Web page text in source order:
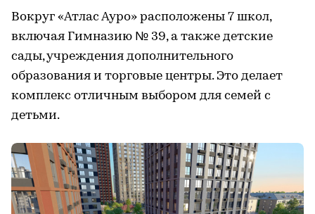
Вокруг «Атлас Ауро» расположены 7 школ,
включая Гимназию № 39, а также детские
сады, учреждения дополнительного
образования и торговые центры. Это делает
комплекс отличным выбором для семей с
детьми.